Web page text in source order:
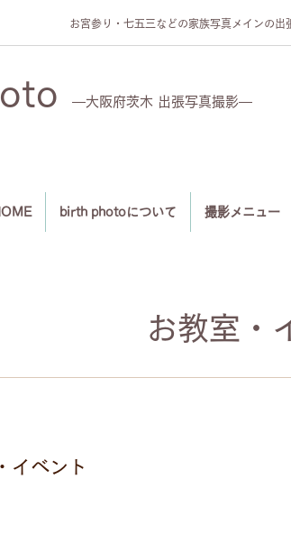
お宮参り・七五三などの家族写真メインの
—大阪府茨木 出張写真撮影—
birth photoについて 撮影メニュー
お教室・
イベント